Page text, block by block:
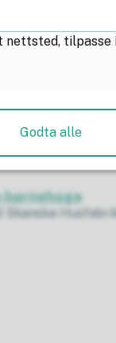
skal
de siste
barnehage
Godta alle